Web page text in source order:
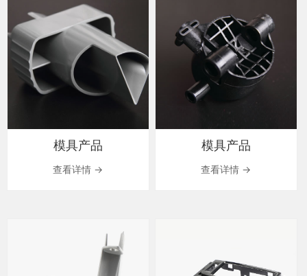
模具产品
查看详情 →
模具产品
查看详情 →